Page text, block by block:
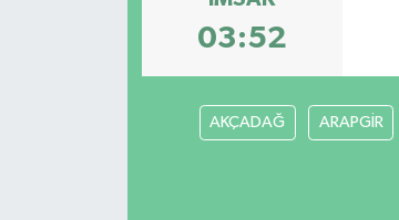
03:52
AKÇADAĞ ARAPGİR